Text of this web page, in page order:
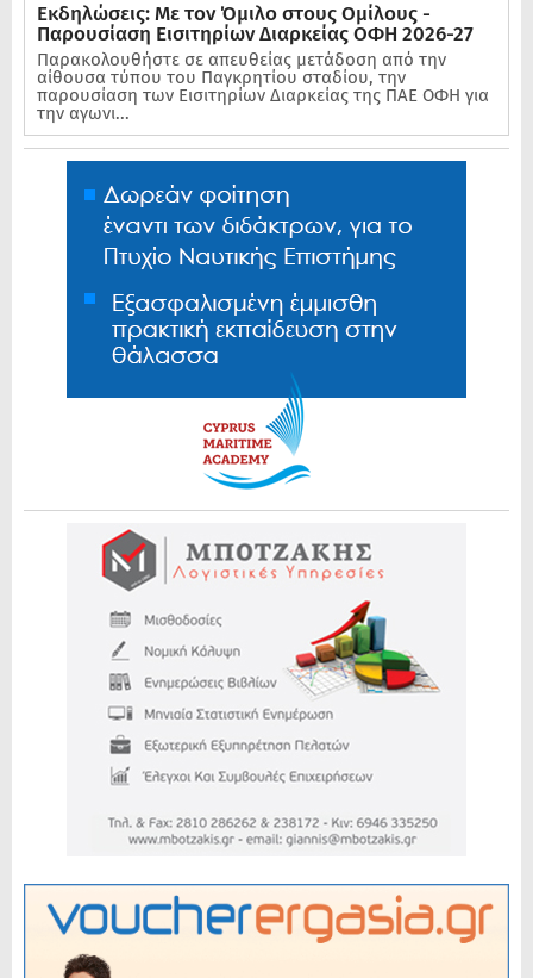
Εκδηλώσεις: Με τον Όμιλο στους Ομίλους -
Παρουσίαση Εισιτηρίων Διαρκείας ΟΦΗ 2026-27
Παρακολουθήστε σε απευθείας μετάδοση από την
αίθουσα τύπου του Παγκρητίου σταδίου, την
παρουσίαση των Εισιτηρίων Διαρκείας της ΠΑΕ ΟΦΗ για
την αγωνι...